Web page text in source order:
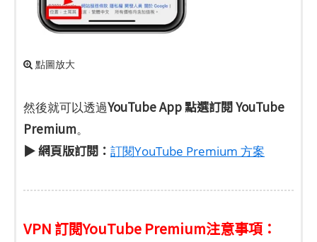
點圖放大
然後就可以透過YouTube App 點選訂閱 YouTube
Premium。
▶ 網頁版訂閱： 訂閱YouTube Premium 方案
VPN 訂閱YouTube Premium注意事項：